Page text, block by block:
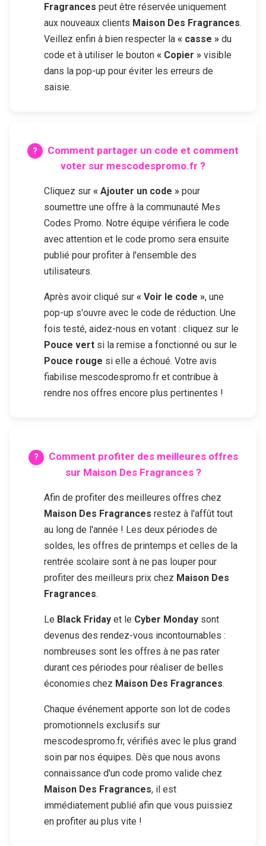
Fragrances peut être réservée uniquement
aux nouveaux clients Maison Des Fragrances.
Veillez enfin à bien respecter la « casse » du
code et à utiliser le bouton « Copier » visible
dans la pop-up pour éviter les erreurs de
saisie.
Comment partager un code et comment
voter sur mescodespromo.fr ?
Cliquez sur « Ajouter un code » pour
soumettre une offre à la communauté Mes
Codes Promo. Notre équipe vérifiera le code
avec attention et le code promo sera ensuite
publié pour profiter à l'ensemble des
utilisateurs.
Après avoir cliqué sur « Voir le code », une
pop-up s'ouvre avec le code de réduction. Une
fois testé, aidez-nous en votant : cliquez sur le
Pouce vert si la remise a fonctionné ou sur le
Pouce rouge si elle a échoué. Votre avis
fiabilise mescodespromo.fr et contribue à
rendre nos offres encore plus pertinentes !
Comment profiter des meilleures offres
sur Maison Des Fragrances?
Afin de profiter des meilleures offres chez
Maison Des Fragrances restez à l'affût tout
au long de l'année ! Les deux périodes de
soldes, les offres de printemps et celles de la
rentrée scolaire sont à ne pas louper pour
profiter des meilleurs prix chez Maison Des
Fragrances.
Le Black Friday et le Cyber Monday sont
devenus des rendez-vous incontournables :
nombreuses sont les offres à ne pas rater
durant ces périodes pour réaliser de belles
économies chez Maison Des Fragrances.
Chaque événement apporte son lot de codes
promotionnels exclusifs sur
mescodespromo.fr, vérifiés avec le plus grand
soin par nos équipes. Dès que nous avons
connaissance d'un code promo valide chez
Maison Des Fragrances, il est
immédiatement publié afin que vous puissiez
en profiter au plus vite !